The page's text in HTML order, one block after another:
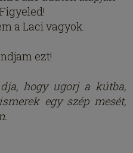
a Laci vagyok.
ezt!
hogy ugorj a kútba,
egy szép mesét,